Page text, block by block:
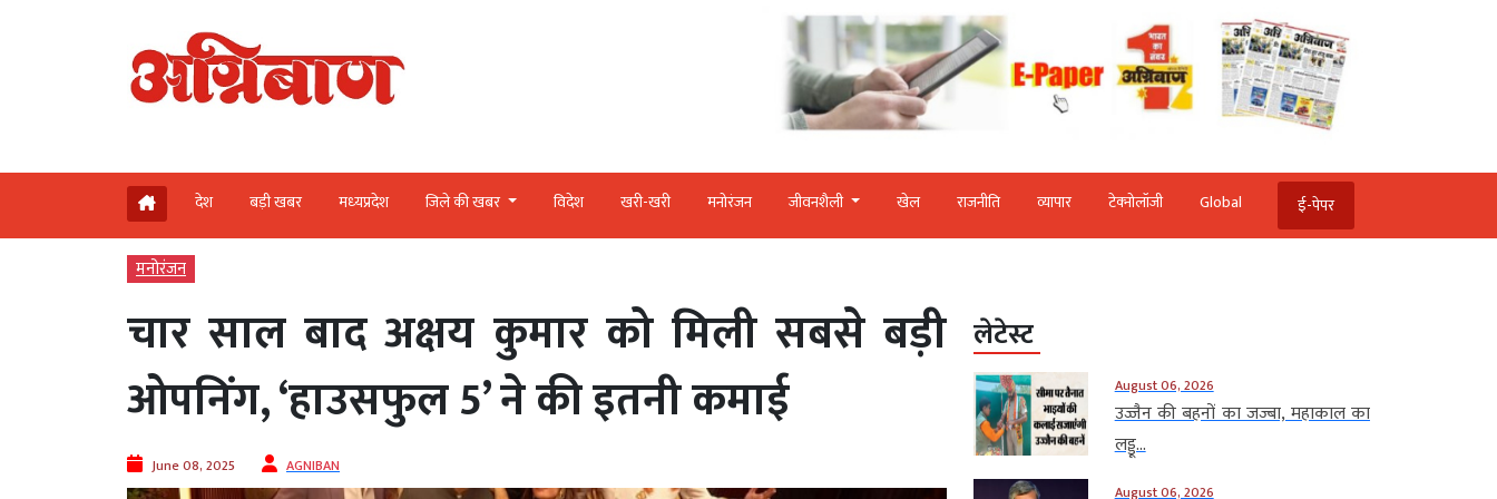
देश बड़ी खबर मध्‍यप्रदेश जिले की खबर विदेश खरी-खरी मनोरंजन जीवनशैली खेल राजनीति व्‍यापार टेक्‍नोलॉजी Global ई-पेपर
मनोरंजन
चार साल बाद अक्षय कुमार को मिली सबसे बड़ी
ओपनिंग, ‘हाउसफुल 5’ ने की इतनी कमाई
June 08, 2025 AGNIBAN
लेटेस्ट
August 06, 2026
उज्जैन की बहनों का जज्बा, महाकाल का
लड्डू...
August 06, 2026